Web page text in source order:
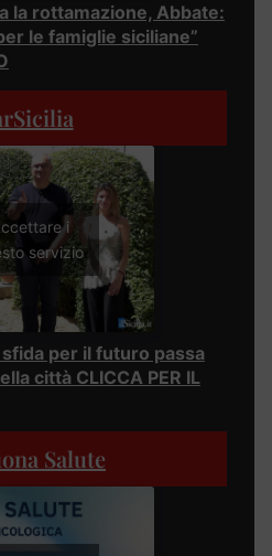
la rottamazione, Abbate:
le famiglie siciliane”
i
servizio
sfida per il futuro passa
città CLICCA PER IL
Salute